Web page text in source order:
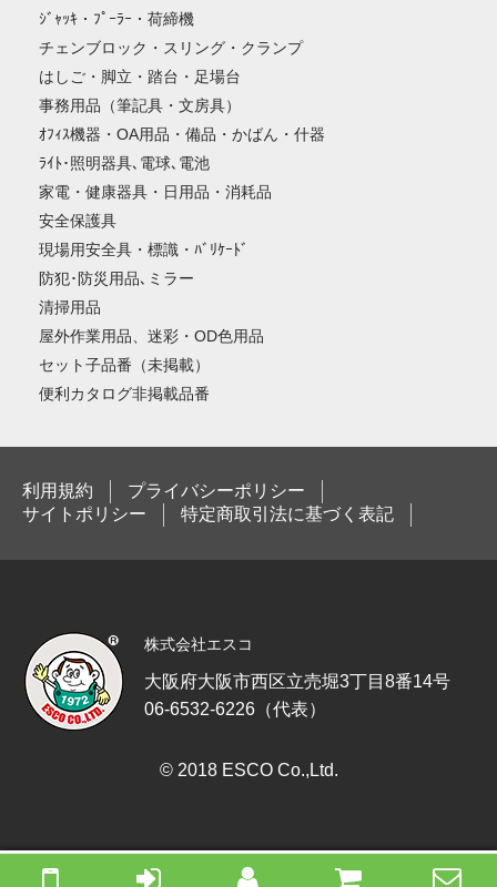
ｼﾞｬｯｷ・ﾌﾟｰﾗｰ・荷締機
チェンブロック・スリング・クランプ
はしご・脚立・踏台・足場台
事務用品（筆記具・文房具）
ｵﾌｨｽ機器・OA用品・備品・かばん・什器
ﾗｲﾄ･照明器具､電球､電池
家電・健康器具・日用品・消耗品
安全保護具
現場用安全具・標識・ﾊﾞﾘｹｰﾄﾞ
防犯･防災用品､ミラー
清掃用品
屋外作業用品、迷彩・OD色用品
セット子品番（未掲載）
便利カタログ非掲載品番
利用規約
プライバシーポリシー
サイトポリシー
特定商取引法に基づく表記
株式会社エスコ
大阪府大阪市西区立売堀3丁目8番14号
06-6532-6226（代表）
© 2018 ESCO Co.,Ltd.